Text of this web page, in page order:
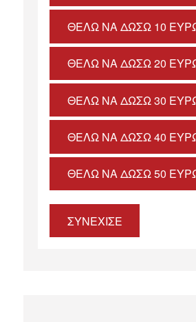
ΘΈΛΩ ΝΑ ΔΏΣΩ 10
ΘΈΛΩ ΝΑ ΔΏΣΩ 20
ΘΈΛΩ ΝΑ ΔΏΣΩ 30
ΘΈΛΩ ΝΑ ΔΏΣΩ 40
ΘΈΛΩ ΝΑ ΔΏΣΩ 50
ΣΥΝΕΧΙΣΕ